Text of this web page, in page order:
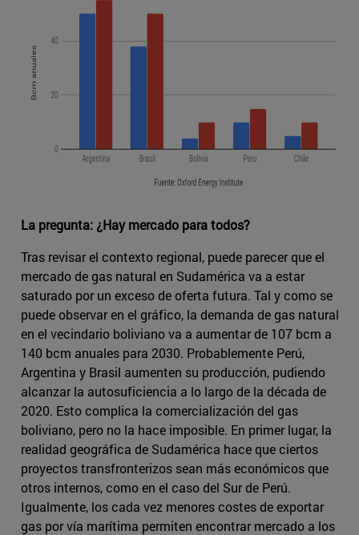
La pregunta: ¿Hay mercado para todos?
Tras revisar el contexto regional, puede parecer que el
mercado de gas natural en Sudamérica va a estar
saturado por un exceso de oferta futura. Tal y como se
puede observar en el gráfico, la demanda de gas natural
en el vecindario boliviano va a aumentar de 107 bcm a
140 bcm anuales para 2030. Probablemente Perú,
Argentina y Brasil aumenten su producción, pudiendo
alcanzar la autosuficiencia a lo largo de la década de
2020. Esto complica la comercialización del gas
boliviano, pero no la hace imposible. En primer lugar, la
realidad geográfica de Sudamérica hace que ciertos
proyectos transfronterizos sean más económicos que
otros internos, como en el caso del Sur de Perú.
Igualmente, los cada vez menores costes de exportar
gas por vía marítima permiten encontrar mercado a los